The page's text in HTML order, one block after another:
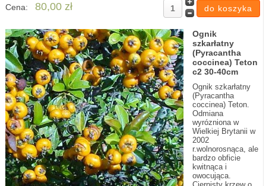
Cena: 80,00 zł
Ognik
szkarłatny
(Pyracantha
coccinea) Teton
c2 30-40cm
Ognik szkarłatny
(Pyracantha
coccinea) Teton.
Odmiana
wyrózniona w
Wielkiej Brytanii w
2002
r.wolnorosnąca, ale
bardzo obficie
kwitnąca i
owocująca.